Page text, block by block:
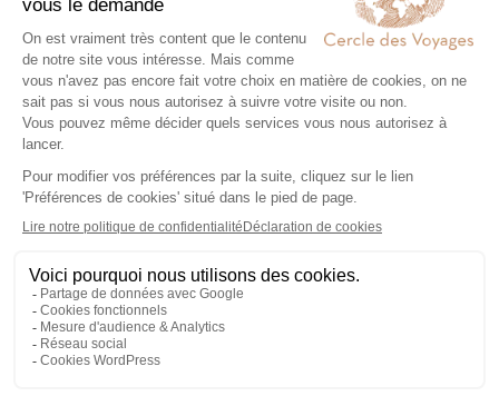
02 Co-construisez votre itinéraire
Échangez avec un conseiller-expert
pour créer un voyage à votre image,
adapté à vos envies et à votre rythme.
03
Hébergements, transports, formalités,
expériences exclusives : nous nous
chargeons de tout. Il ne vous reste plus
04 Partez l’esprit léger
Votre carnet de voyage personnalisé
contient les informations essentielles.